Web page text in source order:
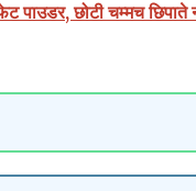
छोटी चम्मच छिपाते